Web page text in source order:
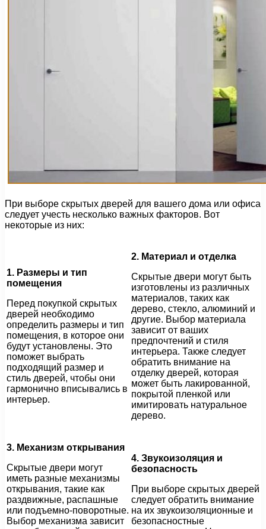
При выборе скрытых дверей для вашего дома или офиса
следует учесть несколько важных факторов. Вот
некоторые из них:
1. Размеры и тип
помещения
Перед покупкой скрытых
дверей необходимо
определить размеры и тип
помещения, в которое они
будут установлены. Это
поможет выбрать
подходящий размер и
стиль дверей, чтобы они
гармонично вписывались в
интерьер.
2. Материал и отделка
Скрытые двери могут быть
изготовлены из различных
материалов, таких как
дерево, стекло, алюминий и
другие. Выбор материала
зависит от ваших
предпочтений и стиля
интерьера. Также следует
обратить внимание на
отделку дверей, которая
может быть лакированной,
покрытой пленкой или
имитировать натуральное
дерево.
3. Механизм открывания
Скрытые двери могут
иметь разные механизмы
открывания, такие как
раздвижные, распашные
или подъемно-поворотные.
Выбор механизма зависит
4. Звукоизоляция и
безопасность
При выборе скрытых дверей
следует обратить внимание
на их звукоизоляционные и
безопасностные